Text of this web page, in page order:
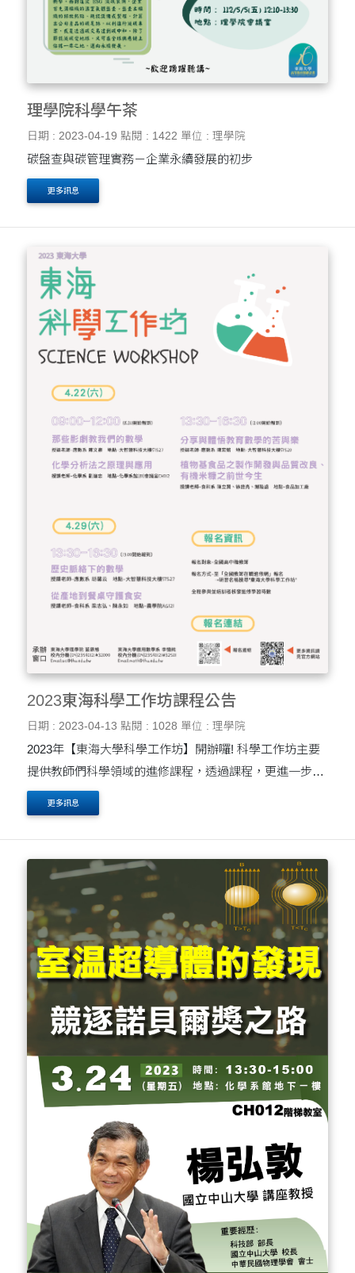
理學院科學午茶
日期 : 2023-04-19 點閱 : 1422 單位 : 理學院
碳盤查與碳管理實務－企業永續發展的初步
更多訊息
2023東海科學工作坊課程公告
日期 : 2023-04-13 點閱 : 1028 單位 : 理學院
2023年【東海大學科學工作坊】開辦囉! 科學工作坊主要
提供教師們科學領域的進修課程，透過課程，更進一步認
識理、工、農各領域的專業，並有機會帶領學生們，來到
東海大學的理、工、農各學系，進行適合高中生的科學....
更多訊息